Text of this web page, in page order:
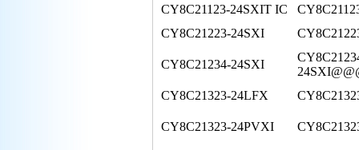
CY8C21123-24SXIT IC
CY8C21223-24SXI
CY8C21234-24SXI
CY8C21323-24LFX
CY8C21323-24PVXI